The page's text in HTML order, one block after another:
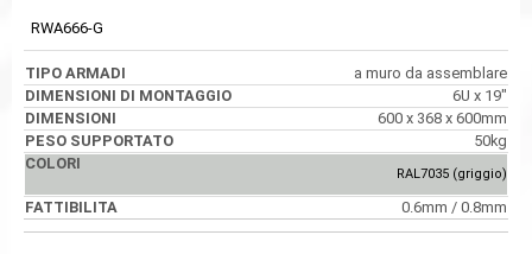
RWA666-G
a muro da assemblare
6U x 19"
600 x 368 x 600mm
50kg
RAL7035 (griggio)
0.6mm / 0.8mm